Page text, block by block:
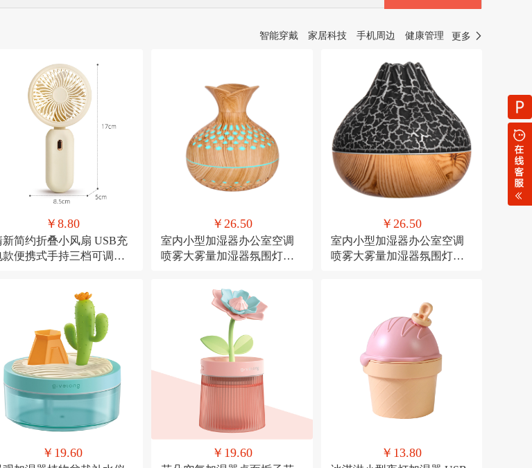
智能穿戴 家居科技 手机周边 健康管理 更多
￥8.80
新简约折叠小风扇 USB充
款便携式手持三档可调节
￥26.50
室内小型加湿器办公室空调
喷雾大雾量加湿器氛围灯
￥26.50
室内小型加湿器办公室空调
喷雾大雾量加湿器氛围灯
￥19.60 ￥19.60 ￥13.80